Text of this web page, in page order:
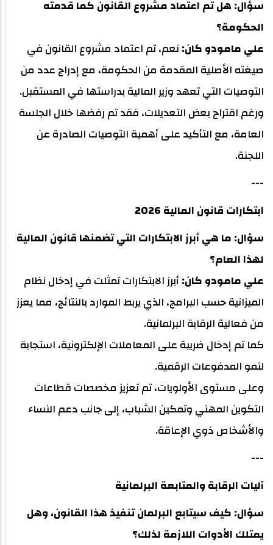
سؤال: هل تم اعتماد مشروع القانون كما قدمته
الحكومة؟
علي مامودو كان:نعم، تم اعتماد مشروع القانون في
صيغته الأصلية المقدمة من الحكومة، مع إدراج عدد من
التوصيات التي تعهد وزير المالية بدراستها في المستقبل.
ورغم اقتراح بعض التعديلات، فقد تم رفضها خلال الجلسة
العامة، مع التأكيد على أهمية التوصيات الصادرة عن
اللجنة.
---
ابتكارات قانون المالية 2026
سؤال: ما هي أبرز الابتكارات التي تضمنها قانون المالية
لهذا العام؟
علي مامودو كان:أبرز الابتكارات تمثلت في إدخال نظام
الميزانية حسب البرامج، الذي يربط الموارد بالنتائج، مما يعزز
من فعالية الرقابة البرلمانية.
كما تم إدخال ضريبة على المعاملات الإلكترونية، استجابة
لنمو المدفوعات الرقمية.
وعلى مستوى الأولويات، تم تعزيز مخصصات قطاعات
التكوين المهني وتمكين الشباب، إلى جانب دعم النساء
والأشخاص ذوي الإعاقة.
---
آليات الرقابة والمتابعة البرلمانية
سؤال: كيف سيتابع البرلمان تنفيذ هذا القانون، وهل
يمتلك الأدوات اللازمة لذلك؟